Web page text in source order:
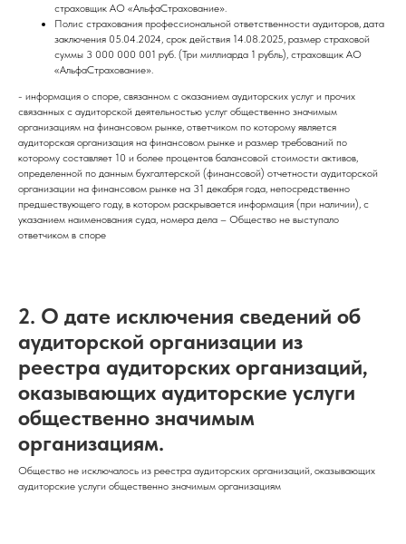
страховщик АО «АльфаСтрахование».
Полис страхования профессиональной ответственности аудиторов, дата
заключения 05.04.2024, срок действия 14.08.2025, размер страховой
суммы 3 000 000 001 руб. (Три миллиарда 1 рубль), страховщик АО
«АльфаСтрахование».
- информация о споре, связанном с оказанием аудиторских услуг и прочих
связанных с аудиторской деятельностью услуг общественно значимым
организациям на финансовом рынке, ответчиком по которому является
аудиторская организация на финансовом рынке и размер требований по
которому составляет 10 и более процентов балансовой стоимости активов,
определенной по данным бухгалтерской (финансовой) отчетности аудиторской
организации на финансовом рынке на 31 декабря года, непосредственно
предшествующего году, в котором раскрывается информация (при наличии), с
указанием наименования суда, номера дела – Общество не выступало
ответчиком в споре
2. О дате исключения сведений об
аудиторской организации из
реестра аудиторских организаций,
оказывающих аудиторские услуги
общественно значимым
организациям.
Общество не исключалось из реестра аудиторских организаций, оказывающих
аудиторские услуги общественно значимым организациям